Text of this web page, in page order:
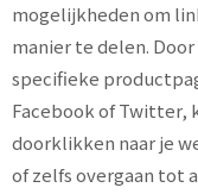
mogelijkheden om
manier te delen.
specifieke
Facebook of Twitter,
doorklikken naar je
of zelfs overgaan tot